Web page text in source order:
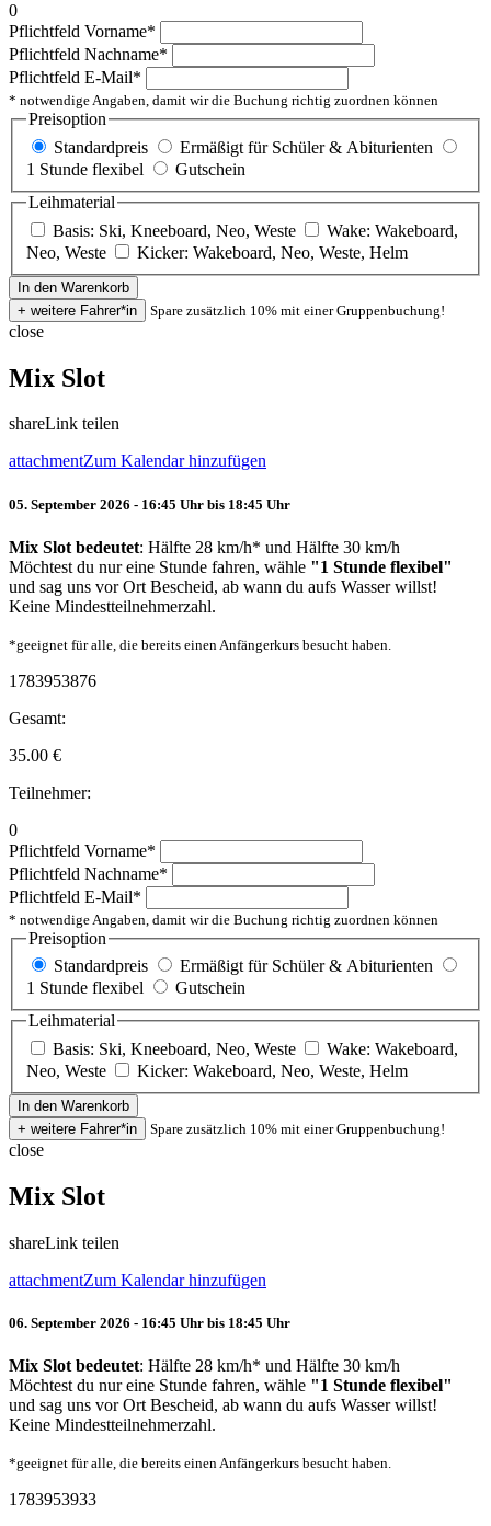
0
Pflichtfeld Vorname*
Pflichtfeld Nachname*
Pflichtfeld E-Mail*
* notwendige Angaben, damit wir die Buchung richtig zuordnen können
Preisoption
Standardpreis
Ermäßigt für Schüler & Abiturienten
1 Stunde flexibel
Gutschein
Leihmaterial
Basis: Ski, Kneeboard, Neo, Weste
Wake: Wakeboard,
Neo, Weste
Kicker: Wakeboard, Neo, Weste, Helm
Spare zusätzlich 10% mit einer Gruppenbuchung!
close
Mix Slot
shareLink teilen
attachmentZum Kalendar hinzufügen
05. September 2026 - 16:45 Uhr bis 18:45 Uhr
Mix Slot bedeutet: Hälfte 28 km/h* und Hälfte 30 km/h
Möchtest du nur eine Stunde fahren, wähle "1 Stunde flexibel"
und sag uns vor Ort Bescheid, ab wann du aufs Wasser willst!
Keine Mindestteilnehmerzahl.
*geeignet für alle, die bereits einen Anfängerkurs besucht haben.
1783953876
Gesamt:
35.00 €
Teilnehmer:
0
Pflichtfeld Vorname*
Pflichtfeld Nachname*
Pflichtfeld E-Mail*
* notwendige Angaben, damit wir die Buchung richtig zuordnen können
Preisoption
Standardpreis
Ermäßigt für Schüler & Abiturienten
1 Stunde flexibel
Gutschein
Leihmaterial
Basis: Ski, Kneeboard, Neo, Weste
Wake: Wakeboard,
Neo, Weste
Kicker: Wakeboard, Neo, Weste, Helm
Spare zusätzlich 10% mit einer Gruppenbuchung!
close
Mix Slot
shareLink teilen
attachmentZum Kalendar hinzufügen
06. September 2026 - 16:45 Uhr bis 18:45 Uhr
Mix Slot bedeutet: Hälfte 28 km/h* und Hälfte 30 km/h
Möchtest du nur eine Stunde fahren, wähle "1 Stunde flexibel"
und sag uns vor Ort Bescheid, ab wann du aufs Wasser willst!
Keine Mindestteilnehmerzahl.
*geeignet für alle, die bereits einen Anfängerkurs besucht haben.
1783953933